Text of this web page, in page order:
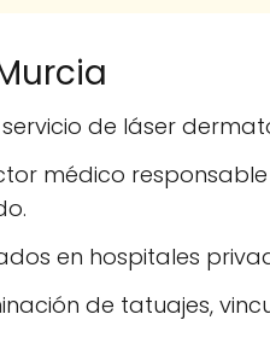
de láser
médico
en hospitales
de tatuajes,